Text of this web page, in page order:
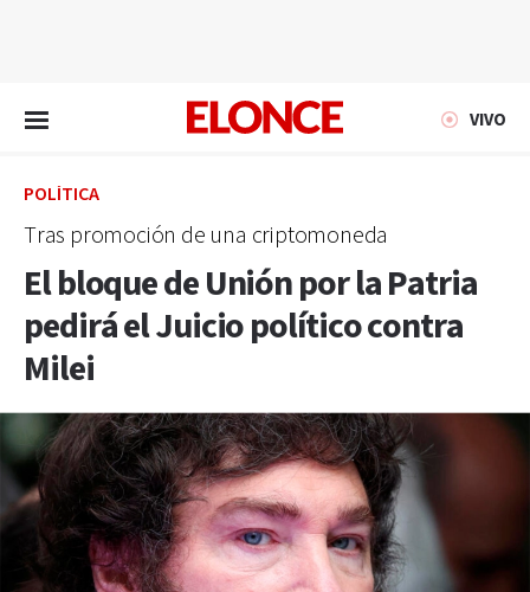
VIVO
POLÍTICA
Tras promoción de una criptomoneda
El bloque de Unión por la Patria
pedirá el Juicio político contra
Milei